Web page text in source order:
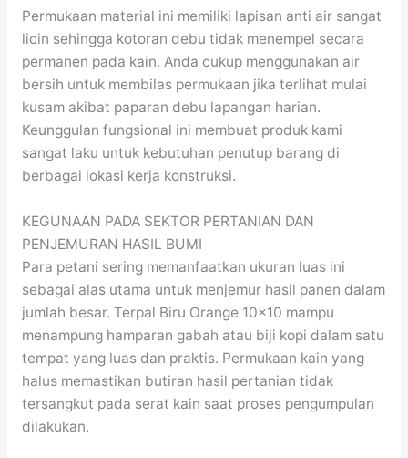
Permukaan material ini memiliki lapisan anti air sangat
licin sehingga kotoran debu tidak menempel secara
permanen pada kain. Anda cukup menggunakan air
bersih untuk membilas permukaan jika terlihat mulai
kusam akibat paparan debu lapangan harian.
Keunggulan fungsional ini membuat produk kami
sangat laku untuk kebutuhan penutup barang di
berbagai lokasi kerja konstruksi.
KEGUNAAN PADA SEKTOR PERTANIAN DAN
PENJEMURAN HASIL BUMI
Para petani sering memanfaatkan ukuran luas ini
sebagai alas utama untuk menjemur hasil panen dalam
jumlah besar. Terpal Biru Orange 10×10 mampu
menampung hamparan gabah atau biji kopi dalam satu
tempat yang luas dan praktis. Permukaan kain yang
halus memastikan butiran hasil pertanian tidak
tersangkut pada serat kain saat proses pengumpulan
dilakukan.